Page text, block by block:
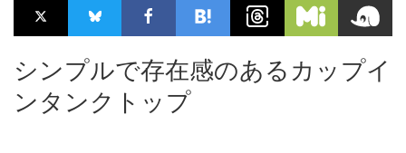
シンプルで存在感のあるカップイ
ンタンクトップ